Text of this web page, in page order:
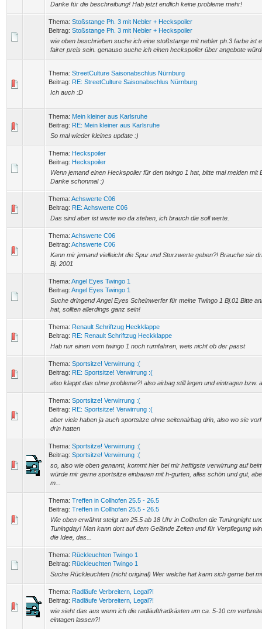
Danke für die beschreibung! Hab jetzt endlich keine probleme mehr!
Thema: Stoßstange Ph. 3 mit Nebler + Heckspoiler
Beitrag: Stoßstange Ph. 3 mit Nebler + Heckspoiler
wie oben beschrieben suche ich eine stoßstange mit nebler ph.3 farbe ist
fairer preis sein. genauso suche ich einen heckspoiler über angebote
Thema: StreetCulture Saisonabschlus Nürnburg
Beitrag: RE: StreetCulture Saisonabschlus Nürnburg
Ich auch :D
Thema: Mein kleiner aus Karlsruhe
Beitrag: RE: Mein kleiner aus Karlsruhe
So mal wieder kleines update :)
Thema: Heckspoiler
Beitrag: Heckspoiler
Wenn jemand einen Heckspoiler für den twingo 1 hat, bitte mal melden mit
Danke schonmal :)
Thema: Achswerte C06
Beitrag: RE: Achswerte C06
Das sind aber ist werte wo da stehen, ich brauch die soll werte.
Thema: Achswerte C06
Beitrag: Achswerte C06
Kann mir jemand vielleicht die Spur und Sturzwerte geben?! Brauche sie
Bj. 2001
Thema: Angel Eyes Twingo 1
Beitrag: Angel Eyes Twingo 1
Suche dringend Angel Eyes Scheinwerfer für meine Twingo 1 Bj.01 Bitte
hat, sollten allerdings ganz sein!
Thema: Renault Schriftzug Heckklappe
Beitrag: RE: Renault Schriftzug Heckklappe
Hab nur einen vom twingo 1 noch rumfahren, weis nicht ob der passt
Thema: Sportsitze! Verwirrung :(
Beitrag: RE: Sportsitze! Verwirrung :(
also klappt das ohne probleme?! also airbag still legen und eintragen bzw.
Thema: Sportsitze! Verwirrung :(
Beitrag: RE: Sportsitze! Verwirrung :(
aber viele haben ja auch sportsitze ohne seitenairbag drin, also wo sie
drin hatten
Thema: Sportsitze! Verwirrung :(
Beitrag: Sportsitze! Verwirrung :(
so, also wie oben genannt, kommt hier bei mir heftigste verwirrung auf
würde mir gerne sportsitze einbauen mit h-gurten, alles schön und gut,
m...
Thema: Treffen in Collhofen 25.5 - 26.5
Beitrag: Treffen in Collhofen 25.5 - 26.5
Wie oben erwähnt steigt am 25.5 ab 18 Uhr in Collhofen die Tuningnight
Tuningday! Man kann dort auf dem Gelände Zelten und für Verpflegung
die Idee, das...
Thema: Rückleuchten Twingo 1
Beitrag: Rückleuchten Twingo 1
Suche Rückleuchten (nicht original) Wer welche hat kann sich gerne bei
Thema: Radläufe Verbreitern, Legal?!
Beitrag: Radläufe Verbreitern, Legal?!
wie sieht das aus wenn ich die radläuft/radkästen um ca. 5-10 cm
eintagen lassen?!